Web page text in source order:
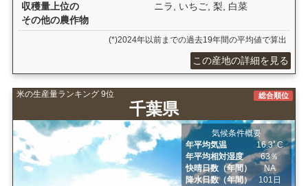
収穫量上位の
その他の農作物
ニラ, いちご, 梨, 白菜
(*)2024年以前までの過去19年間の平均値で算出
この産地の詳細を見る
米の生産量ランキング 9位
千葉県
総合順位
気候条件概要
年平均気温
16.3ﾟC
年平均相対湿度
63％
快晴日数（年間）
NA
降水日数（年間）
101日